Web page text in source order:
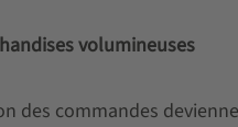
volumineuses
des commandes